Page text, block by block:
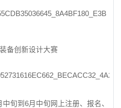
备创新设计大赛
中旬到6月中旬网上注册、报名、